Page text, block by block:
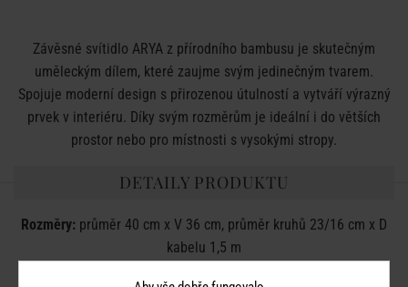
Závěsné svítidlo ARYA z přírodního bambusu je skutečným
uměleckým dílem, které zaujme svým jedinečným tvarem.
Spojuje moderní design s přirozenou útulností a vytváří výrazný
prvek v interiéru. Díky svým rozměrům je ideální i do větších
prostor nebo pro místnosti s vysokými stropy.
DETAILY PRODUKTU
Rozměry: průměr 40 cm x V 36 cm, průměr kruhů 23/16 cm x D
kabelu 1,5 m